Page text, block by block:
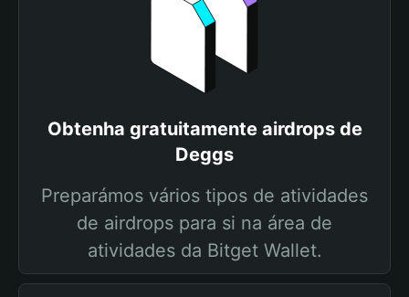
Obtenha gratuitamente airdrops de
Deggs
Preparámos vários tipos de atividades
de airdrops para si na área de
atividades da Bitget Wallet.